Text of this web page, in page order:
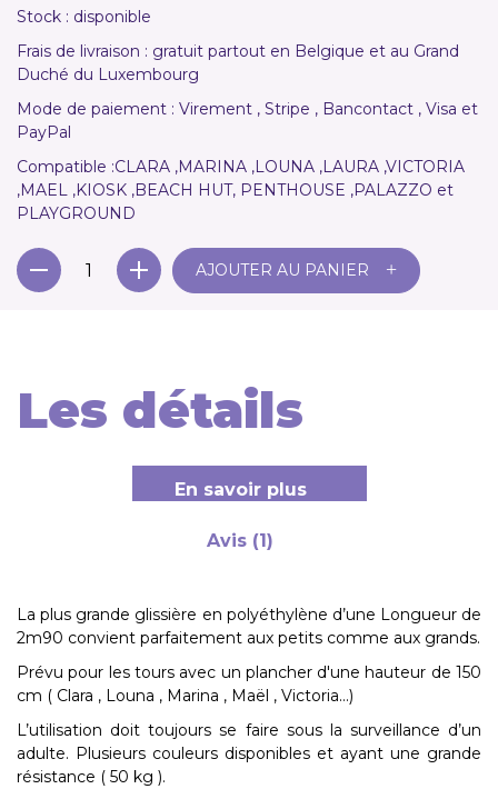
Stock : disponible
Frais de livraison : gratuit partout en Belgique et au Grand
Duché du Luxembourg
Mode de paiement : Virement , Stripe , Bancontact , Visa et
PayPal
Compatible :CLARA ,MARINA ,LOUNA ,LAURA ,VICTORIA
,MAEL ,KIOSK ,BEACH HUT, PENTHOUSE ,PALAZZO et
PLAYGROUND
AJOUTER AU PANIER +
Les détails
En savoir plus
Avis (1)
La plus grande glissière en polyéthylène d’une Longueur de
2m90 convient parfaitement aux petits comme aux grands.
Prévu pour les tours avec un plancher d'une hauteur de 150
cm ( Clara , Louna , Marina , Maël , Victoria...)
L’utilisation doit toujours se faire sous la surveillance d’un
adulte. Plusieurs couleurs disponibles et ayant une grande
résistance ( 50 kg ).